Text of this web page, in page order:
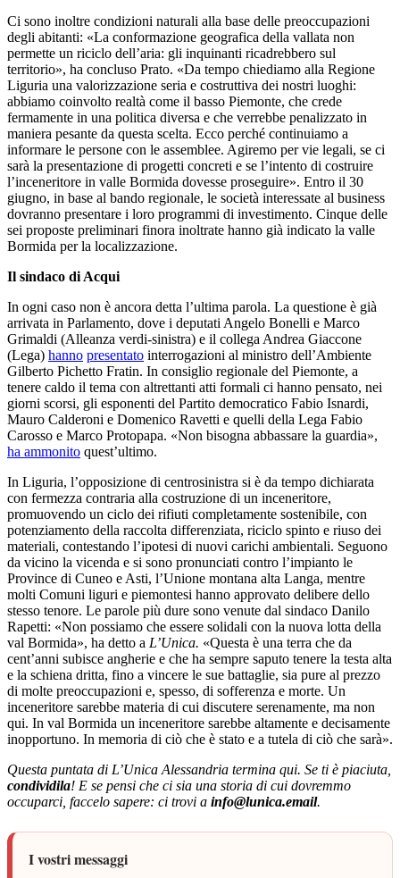
Ci sono inoltre condizioni naturali alla base delle preoccupazioni
degli abitanti: «La conformazione geografica della vallata non
permette un riciclo dell’aria: gli inquinanti ricadrebbero sul
territorio», ha concluso Prato. «Da tempo chiediamo alla Regione
Liguria una valorizzazione seria e costruttiva dei nostri luoghi:
abbiamo coinvolto realtà come il basso Piemonte, che crede
fermamente in una politica diversa e che verrebbe penalizzato in
maniera pesante da questa scelta. Ecco perché continuiamo a
informare le persone con le assemblee. Agiremo per vie legali, se ci
sarà la presentazione di progetti concreti e se l’intento di costruire
l’inceneritore in valle Bormida dovesse proseguire». Entro il 30
giugno, in base al bando regionale, le società interessate al business
dovranno presentare i loro programmi di investimento. Cinque delle
sei proposte preliminari finora inoltrate hanno già indicato la valle
Bormida per la localizzazione.
Il sindaco di Acqui
In ogni caso non è ancora detta l’ultima parola. La questione è già
arrivata in Parlamento, dove i deputati Angelo Bonelli e Marco
Grimaldi (Alleanza verdi-sinistra) e il collega Andrea Giaccone
(Lega) hanno presentato interrogazioni al ministro dell’Ambiente
Gilberto Pichetto Fratin. In consiglio regionale del Piemonte, a
tenere caldo il tema con altrettanti atti formali ci hanno pensato, nei
giorni scorsi, gli esponenti del Partito democratico Fabio Isnardi,
Mauro Calderoni e Domenico Ravetti e quelli della Lega Fabio
Carosso e Marco Protopapa. «Non bisogna abbassare la guardia»,
ha ammonito quest’ultimo.
In Liguria, l’opposizione di centrosinistra si è da tempo dichiarata
con fermezza contraria alla costruzione di un inceneritore,
promuovendo un ciclo dei rifiuti completamente sostenibile, con
potenziamento della raccolta differenziata, riciclo spinto e riuso dei
materiali, contestando l’ipotesi di nuovi carichi ambientali. Seguono
da vicino la vicenda e si sono pronunciati contro l’impianto le
Province di Cuneo e Asti, l’Unione montana alta Langa, mentre
molti Comuni liguri e piemontesi hanno approvato delibere dello
stesso tenore. Le parole più dure sono venute dal sindaco Danilo
Rapetti: «Non possiamo che essere solidali con la nuova lotta della
val Bormida», ha detto a L’Unica. «Questa è una terra che da
cent’anni subisce angherie e che ha sempre saputo tenere la testa alta
e la schiena dritta, fino a vincere le sue battaglie, sia pure al prezzo
di molte preoccupazioni e, spesso, di sofferenza e morte. Un
inceneritore sarebbe materia di cui discutere serenamente, ma non
qui. In val Bormida un inceneritore sarebbe altamente e decisamente
inopportuno. In memoria di ciò che è stato e a tutela di ciò che sarà».
Questa puntata di L’Unica Alessandria termina qui. Se ti è piaciuta,
condividila! E se pensi che ci sia una storia di cui dovremmo
occuparci, faccelo sapere: ci trovi a info@lunica.email.
I vostri messaggi